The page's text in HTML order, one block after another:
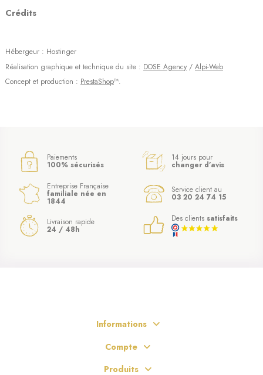
Crédits
Hébergeur : Hostinger
Réalisation graphique et technique du site : DOSE Agency / Alpi-Web
Concept et production : PrestaShop™.
Paiements
100% sécurisés
14 jours pour
changer d’avis
Entreprise Française
familiale née en
1844
Service client au
03 20 24 74 15
Livraison rapide
24 / 48h
Des clients satisfaits
Informations
Compte
Produits